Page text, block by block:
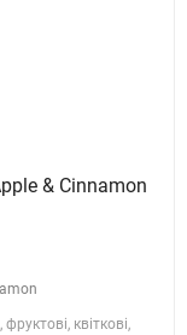
& Cinnamon
фруктові, квіткові,